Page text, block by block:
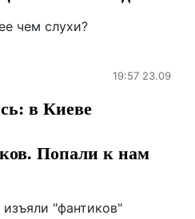
чем слухи?
19:57 23.09
в Киеве
Попали к нам
"фантиков"